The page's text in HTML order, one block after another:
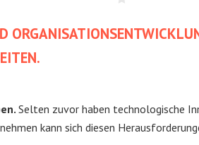
.
. Selten zuvor haben technologische
kann sich diesen